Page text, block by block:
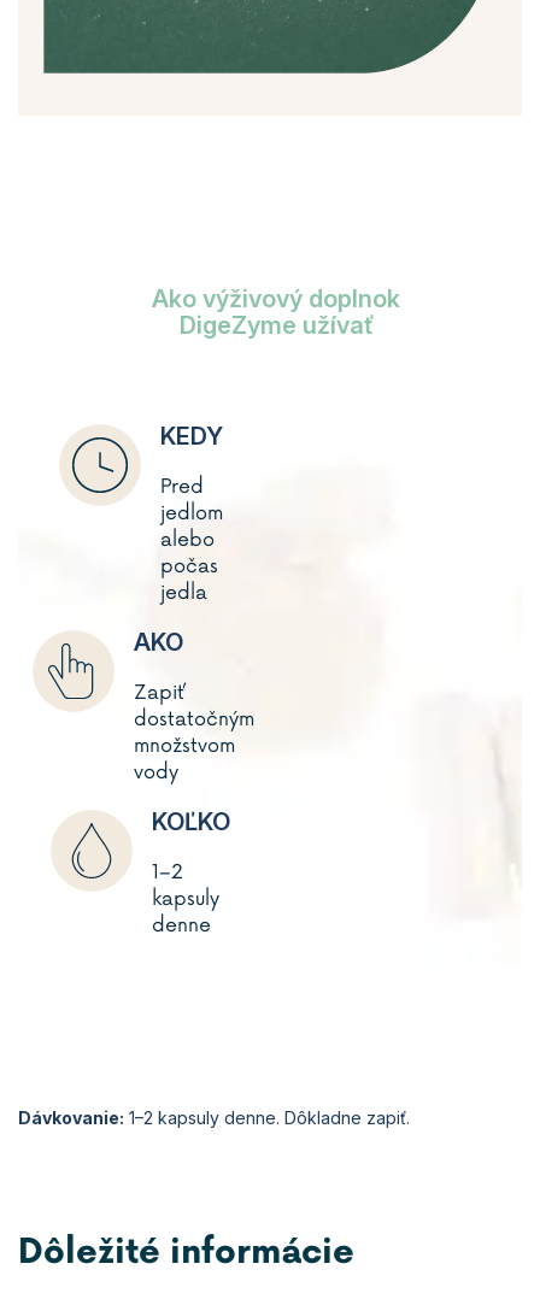
Ako výživový doplnok
DigeZyme užívať
KEDY
Pred
jedlom
alebo
počas
jedla
AKO
Zapiť
dostatočným
množstvom
vody
KOĽKO
1–2
kapsuly
denne
Dávkovanie: 1–2 kapsuly denne. Dôkladne zapiť.
Dôležité informácie